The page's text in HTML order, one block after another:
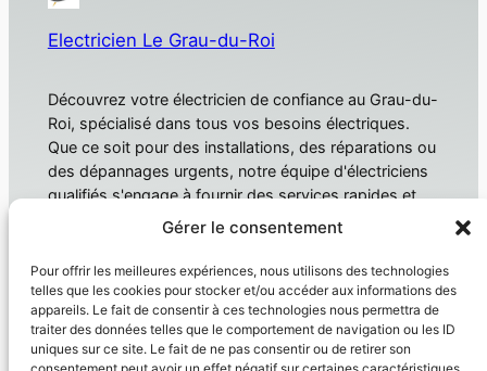
Gérer le consentement
Pour offrir les meilleures expériences, nous utilisons des technologies
telles que les cookies pour stocker et/ou accéder aux informations des
appareils. Le fait de consentir à ces technologies nous permettra de
traiter des données telles que le comportement de navigation ou les ID
uniques sur ce site. Le fait de ne pas consentir ou de retirer son
Electricien Le Grau-du-Roi
Découvrez votre électricien de confiance au Grau-du-
Roi, spécialisé dans tous vos besoins électriques.
Que ce soit pour des installations, des réparations ou
des dépannages urgents, notre équipe d'électriciens
qualifiés s'engage à fournir des services rapides et
fiables. Électricien Le Grau-du-Roi
À propos
Domotique
Électricien
Produit
Confidentialité
Politique de confidentialité
Conditions générales
Nous contacter